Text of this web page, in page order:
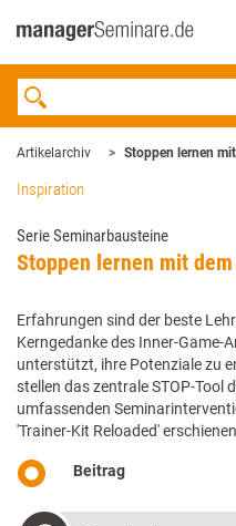
Artikelarchiv Stoppen lernen
Inspiration
Serie Seminarbausteine
Stoppen lernen mit dem
Erfahrungen sind der beste
Kerngedanke des Inner-Game-
unterstützt, ihre Potenziale zu
stellen das zentrale STOP-Tool
umfassenden
'Trainer-Kit Reloaded'
Beitrag